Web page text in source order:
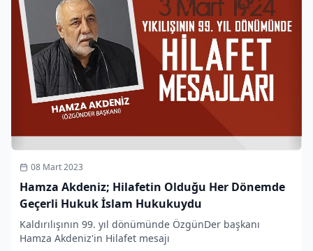
08 Mart 2023
Hamza Akdeniz; Hilafetin Olduğu Her Dönemde
Geçerli Hukuk İslam Hukukuydu
Kaldırılışının 99. yıl dönümünde ÖzgünDer başkanı
Hamza Akdeniz'in Hilafet mesajı